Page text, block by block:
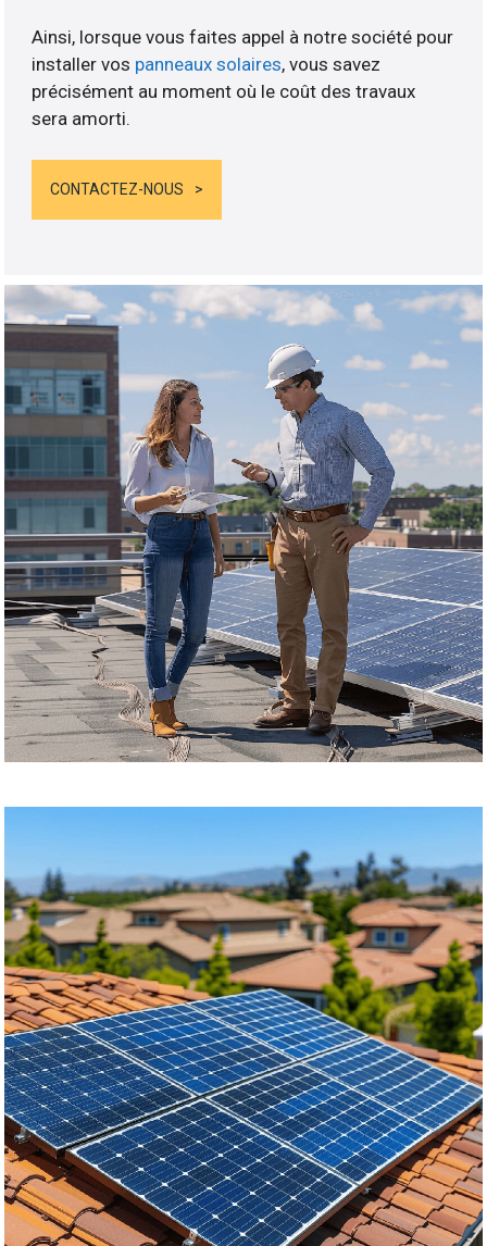
Ainsi, lorsque vous faites appel à notre société pour
installer vos panneaux solaires, vous savez
précisément au moment où le coût des travaux
sera amorti.
CONTACTEZ-NOUS